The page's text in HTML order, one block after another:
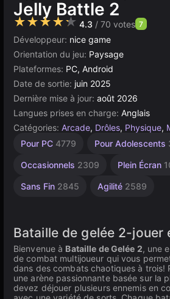
Jelly Battle 2
★★★★★ 4.3 / 70 votes 7
Développeur: nice game
Orientation du jeu: Paysage
Plateformes: PC, Android
Date de sortie: juin 2025
Dernière mise à jour: août 2026
Langues prises en charge: Anglais
Catégories: Arcade, Drôles, Physique,
Pour PC 4779 Pour Adolescents
Occasionnels 2309 Plein Écran
Sans Fin 2845 Agilité 2589
Bureau
Géométrie
Pour
1477
Navigateur
Construct
Bataille de gelée 2-jouer
Bienvenue à Bataille de Gelée 2, une
de combat multijoueur qui vous
dans des combats chaotiques à trois!
une arène passionnante basée sur la
devez déjouer plusieurs ennemis en